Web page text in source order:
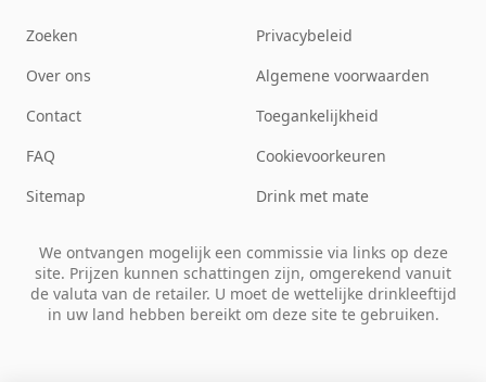
Zoeken
Over ons
Contact
FAQ
Sitemap
Privacybeleid
Algemene voorwaarden
Toegankelijkheid
Cookievoorkeuren
Drink met mate
We ontvangen mogelijk een commissie via links op deze
site. Prijzen kunnen schattingen zijn, omgerekend vanuit
de valuta van de retailer. U moet de wettelijke drinkleeftijd
in uw land hebben bereikt om deze site te gebruiken.